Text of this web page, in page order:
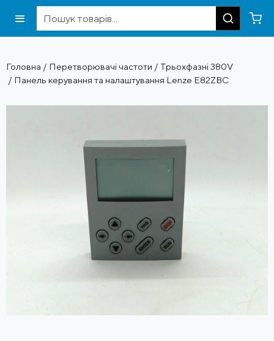
Головна / Перетворювачі частоти / Трьохфазні 380V
/ Панель керування та налаштування Lenze E82ZBC